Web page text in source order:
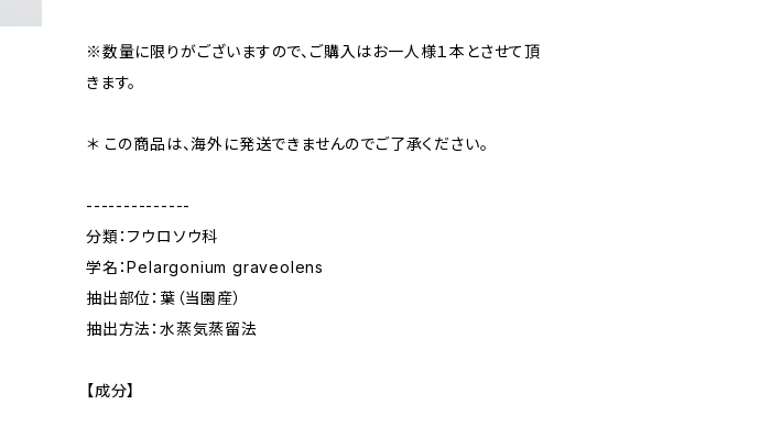
※数量に限りがございますので、ご購入はお一人様１本とさせて頂
きます。
＊ この商品は、海外に発送できませんのでご了承ください。
--------------
分類：フウロソウ科
学名：Pelargonium graveolens
抽出部位：葉（当園産）
抽出方法：水蒸気蒸留法
【成分】